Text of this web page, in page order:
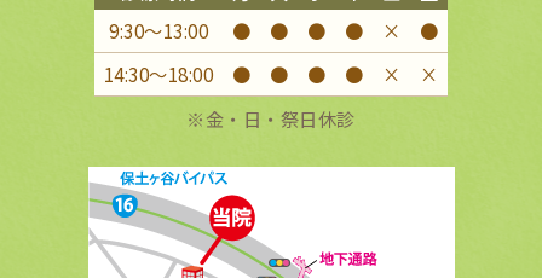
9:30〜13:00
● ● ● ● ×
●
14:30〜18:00
● ● ● ● ×
×
※金・日・祭日休診